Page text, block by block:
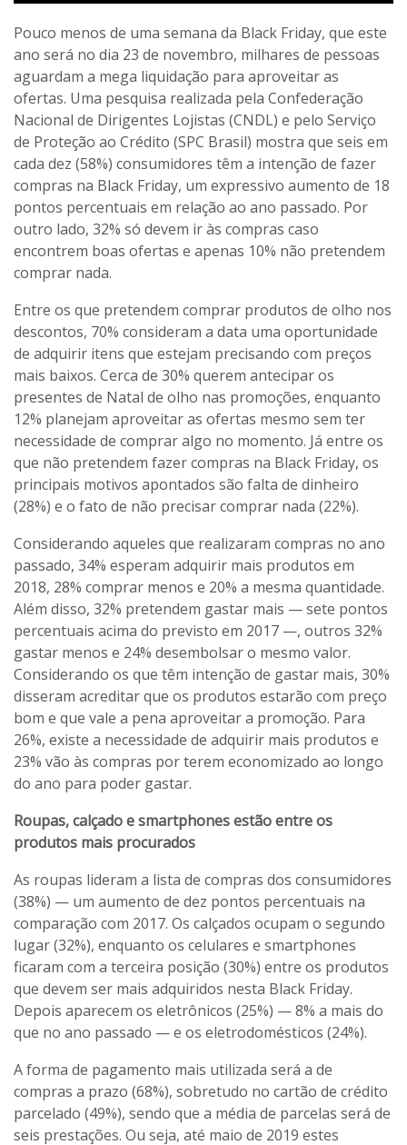
Pouco menos de uma semana da Black Friday, que este
ano será no dia 23 de novembro, milhares de pessoas
aguardam a mega liquidação para aproveitar as
ofertas. Uma pesquisa realizada pela Confederação
Nacional de Dirigentes Lojistas (CNDL) e pelo Serviço
de Proteção ao Crédito (SPC Brasil) mostra que seis em
cada dez (58%) consumidores têm a intenção de fazer
compras na Black Friday, um expressivo aumento de 18
pontos percentuais em relação ao ano passado. Por
outro lado, 32% só devem ir às compras caso
encontrem boas ofertas e apenas 10% não pretendem
comprar nada.
Entre os que pretendem comprar produtos de olho nos
descontos, 70% consideram a data uma oportunidade
de adquirir itens que estejam precisando com preços
mais baixos. Cerca de 30% querem antecipar os
presentes de Natal de olho nas promoções, enquanto
12% planejam aproveitar as ofertas mesmo sem ter
necessidade de comprar algo no momento. Já entre os
que não pretendem fazer compras na Black Friday, os
principais motivos apontados são falta de dinheiro
(28%) e o fato de não precisar comprar nada (22%).
Considerando aqueles que realizaram compras no ano
passado, 34% esperam adquirir mais produtos em
2018, 28% comprar menos e 20% a mesma quantidade.
Além disso, 32% pretendem gastar mais — sete pontos
percentuais acima do previsto em 2017 —, outros 32%
gastar menos e 24% desembolsar o mesmo valor.
Considerando os que têm intenção de gastar mais, 30%
disseram acreditar que os produtos estarão com preço
bom e que vale a pena aproveitar a promoção. Para
26%, existe a necessidade de adquirir mais produtos e
23% vão às compras por terem economizado ao longo
do ano para poder gastar.
Roupas, calçado e smartphones estão entre os
produtos mais procurados
As roupas lideram a lista de compras dos consumidores
(38%) — um aumento de dez pontos percentuais na
comparação com 2017. Os calçados ocupam o segundo
lugar (32%), enquanto os celulares e smartphones
ficaram com a terceira posição (30%) entre os produtos
que devem ser mais adquiridos nesta Black Friday.
Depois aparecem os eletrônicos (25%) — 8% a mais do
que no ano passado — e os eletrodomésticos (24%).
A forma de pagamento mais utilizada será a de
compras a prazo (68%), sobretudo no cartão de crédito
parcelado (49%), sendo que a média de parcelas será de
seis prestações. Ou seja, até maio de 2019 estes